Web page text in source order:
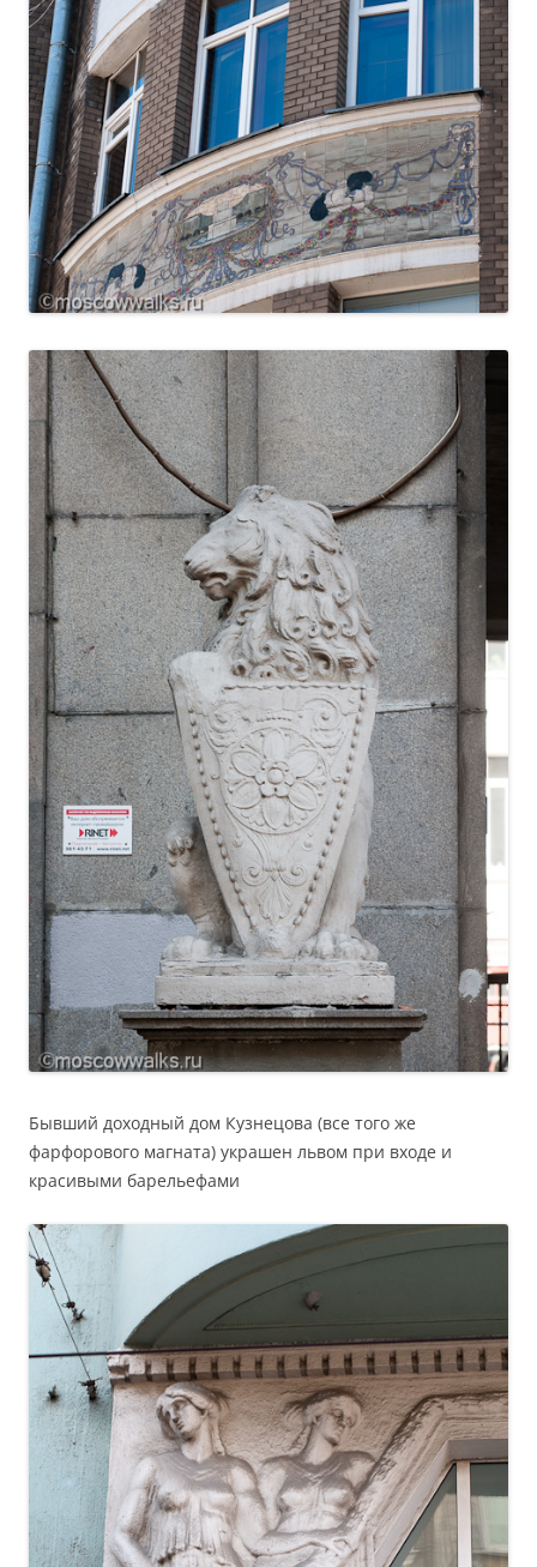
Бывший доходный дом Кузнецова (все того же
фарфорового магната) украшен львом при входе и
красивыми барельефами